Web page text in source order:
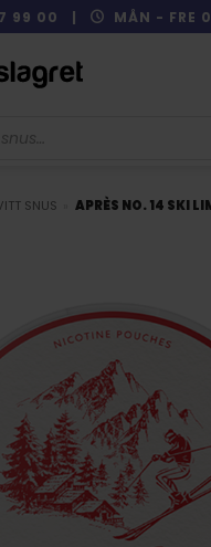
99 00 | MÅN - FRE
SNUS APRÈS NO. 14 SKI